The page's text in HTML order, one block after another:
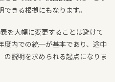
きる根拠にもなります。
を大幅に変更することは避けて
度内での統一が基本であり、途中
説明を求められる起点になりま